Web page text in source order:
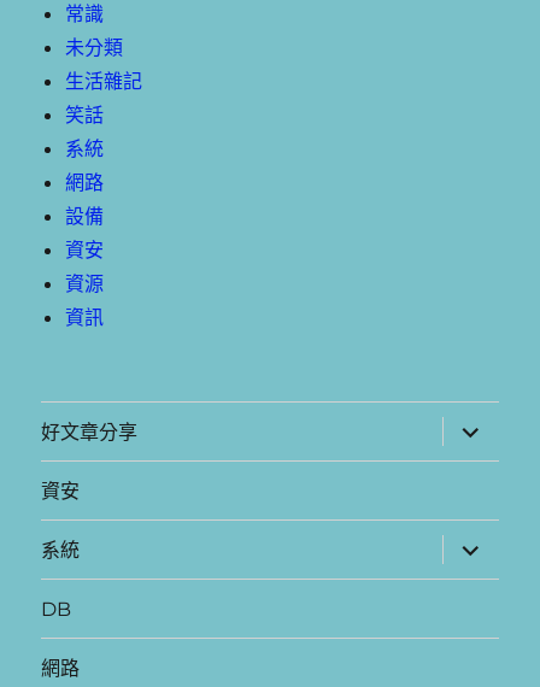
常識
未分類
生活雜記
笑話
系統
網路
設備
資安
資源
資訊
好文章分享
展
開
子
資安
系統
展
開
子
DB
網路